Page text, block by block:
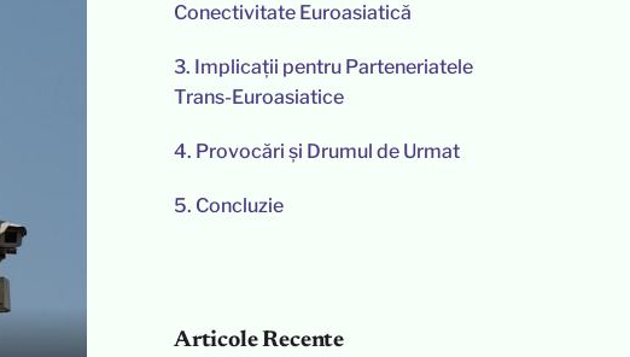
Conectivitate Euroasiatică
3. Implicații pentru Parteneriatele
Trans-Euroasiatice
4. Provocări și Drumul de Urmat
5. Concluzie
Articole Recente